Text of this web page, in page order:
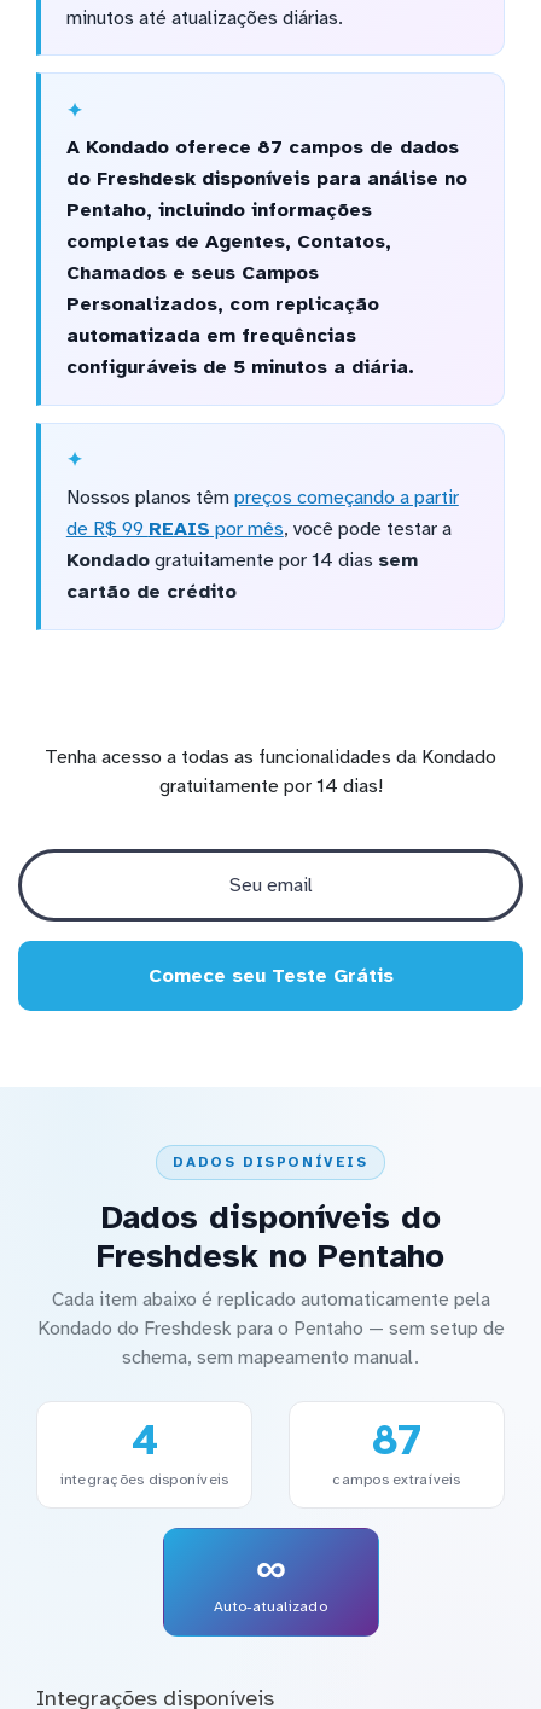
minutos até atualizações diárias.
A Kondado oferece 87 campos de dados
do Freshdesk disponíveis para análise no
Pentaho, incluindo informações
completas de Agentes, Contatos,
Chamados e seus Campos
Personalizados, com replicação
automatizada em frequências
configuráveis de 5 minutos a diária.
Nossos planos têm preços começando a partir
de R$ 99 REAIS por mês, você pode testar a
Kondadogratuitamente por 14 dias sem
cartão de crédito
Tenha acesso a todas as funcionalidades da Kondado
gratuitamente por 14 dias!
Comece seu Teste Grátis
DADOS DISPONÍVEIS
Dados disponíveis do
Freshdesk no Pentaho
Cada item abaixo é replicado automaticamente pela
Kondado do Freshdesk para o Pentaho — sem setup de
schema, sem mapeamento manual.
4
integrações disponíveis
87
campos extraíveis
∞
Auto-atualizado
Integrações disponíveis